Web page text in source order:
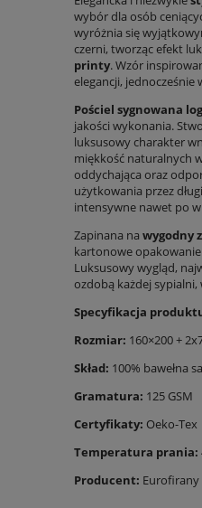
wybór dla osób
wyróżnia się
czerni, tworząc efekt
printy. Wzór
elegancji,
Pościel sygnowana
jakości wykonania.
luksusowy charakter
miękkość naturalnych
oddychająca oraz
użytkowania przez
intensywne nawet po
Zapinana na wygodny
kartonowe
Luksusowy wygląd,
ozdobą każdej
Specyfikacja
Rozmiar: 160×200 +
Skład: 100% bawełna
Gramatura: 125 GSM
Certyfikaty: Oeko-Tex
Temperatura prania:
Producent: Eurofirany